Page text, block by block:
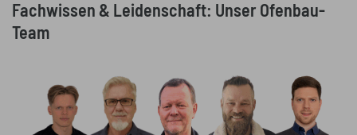
Fachwissen & Leidenschaft: Unser Ofenbau-
Team